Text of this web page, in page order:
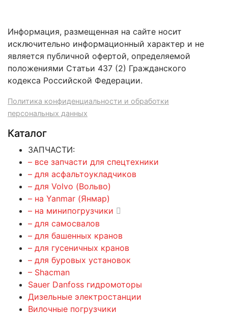
Информация, размещенная на сайте носит
исключительно информационный характер и не
является публичной офертой, определяемой
положениями Статьи 437 (2) Гражданского
кодекса Российской Федерации.
Политика конфиденциальности и обработки
персональных данных
Каталог
ЗАПЧАСТИ:
– все запчасти для спецтехники
– для асфальтоукладчиков
– для Volvo (Вольво)
– на Yanmar (Янмар)
– на минипогрузчики
– для самосвалов
– для башенных кранов
– для гусеничных кранов
– для буровых установок
– Shacman
Sauer Danfoss гидромоторы
Дизельные электростанции
Вилочные погрузчики